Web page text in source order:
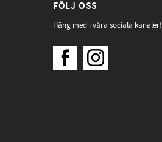
FÖLJ OSS
Häng med i våra sociala kanaler!